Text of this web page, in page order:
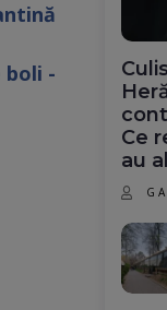
boli -
Ce
au